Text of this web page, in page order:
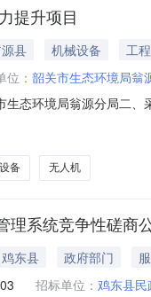
提升项目
县 机械设备
工程
位： 韶关市生态环境局翁
生态环境局翁源分局二
环境局翁源分局发布时
备 无人机
理系统竞争性磋商
东县 政府部门
招标单位： 鸡东县民